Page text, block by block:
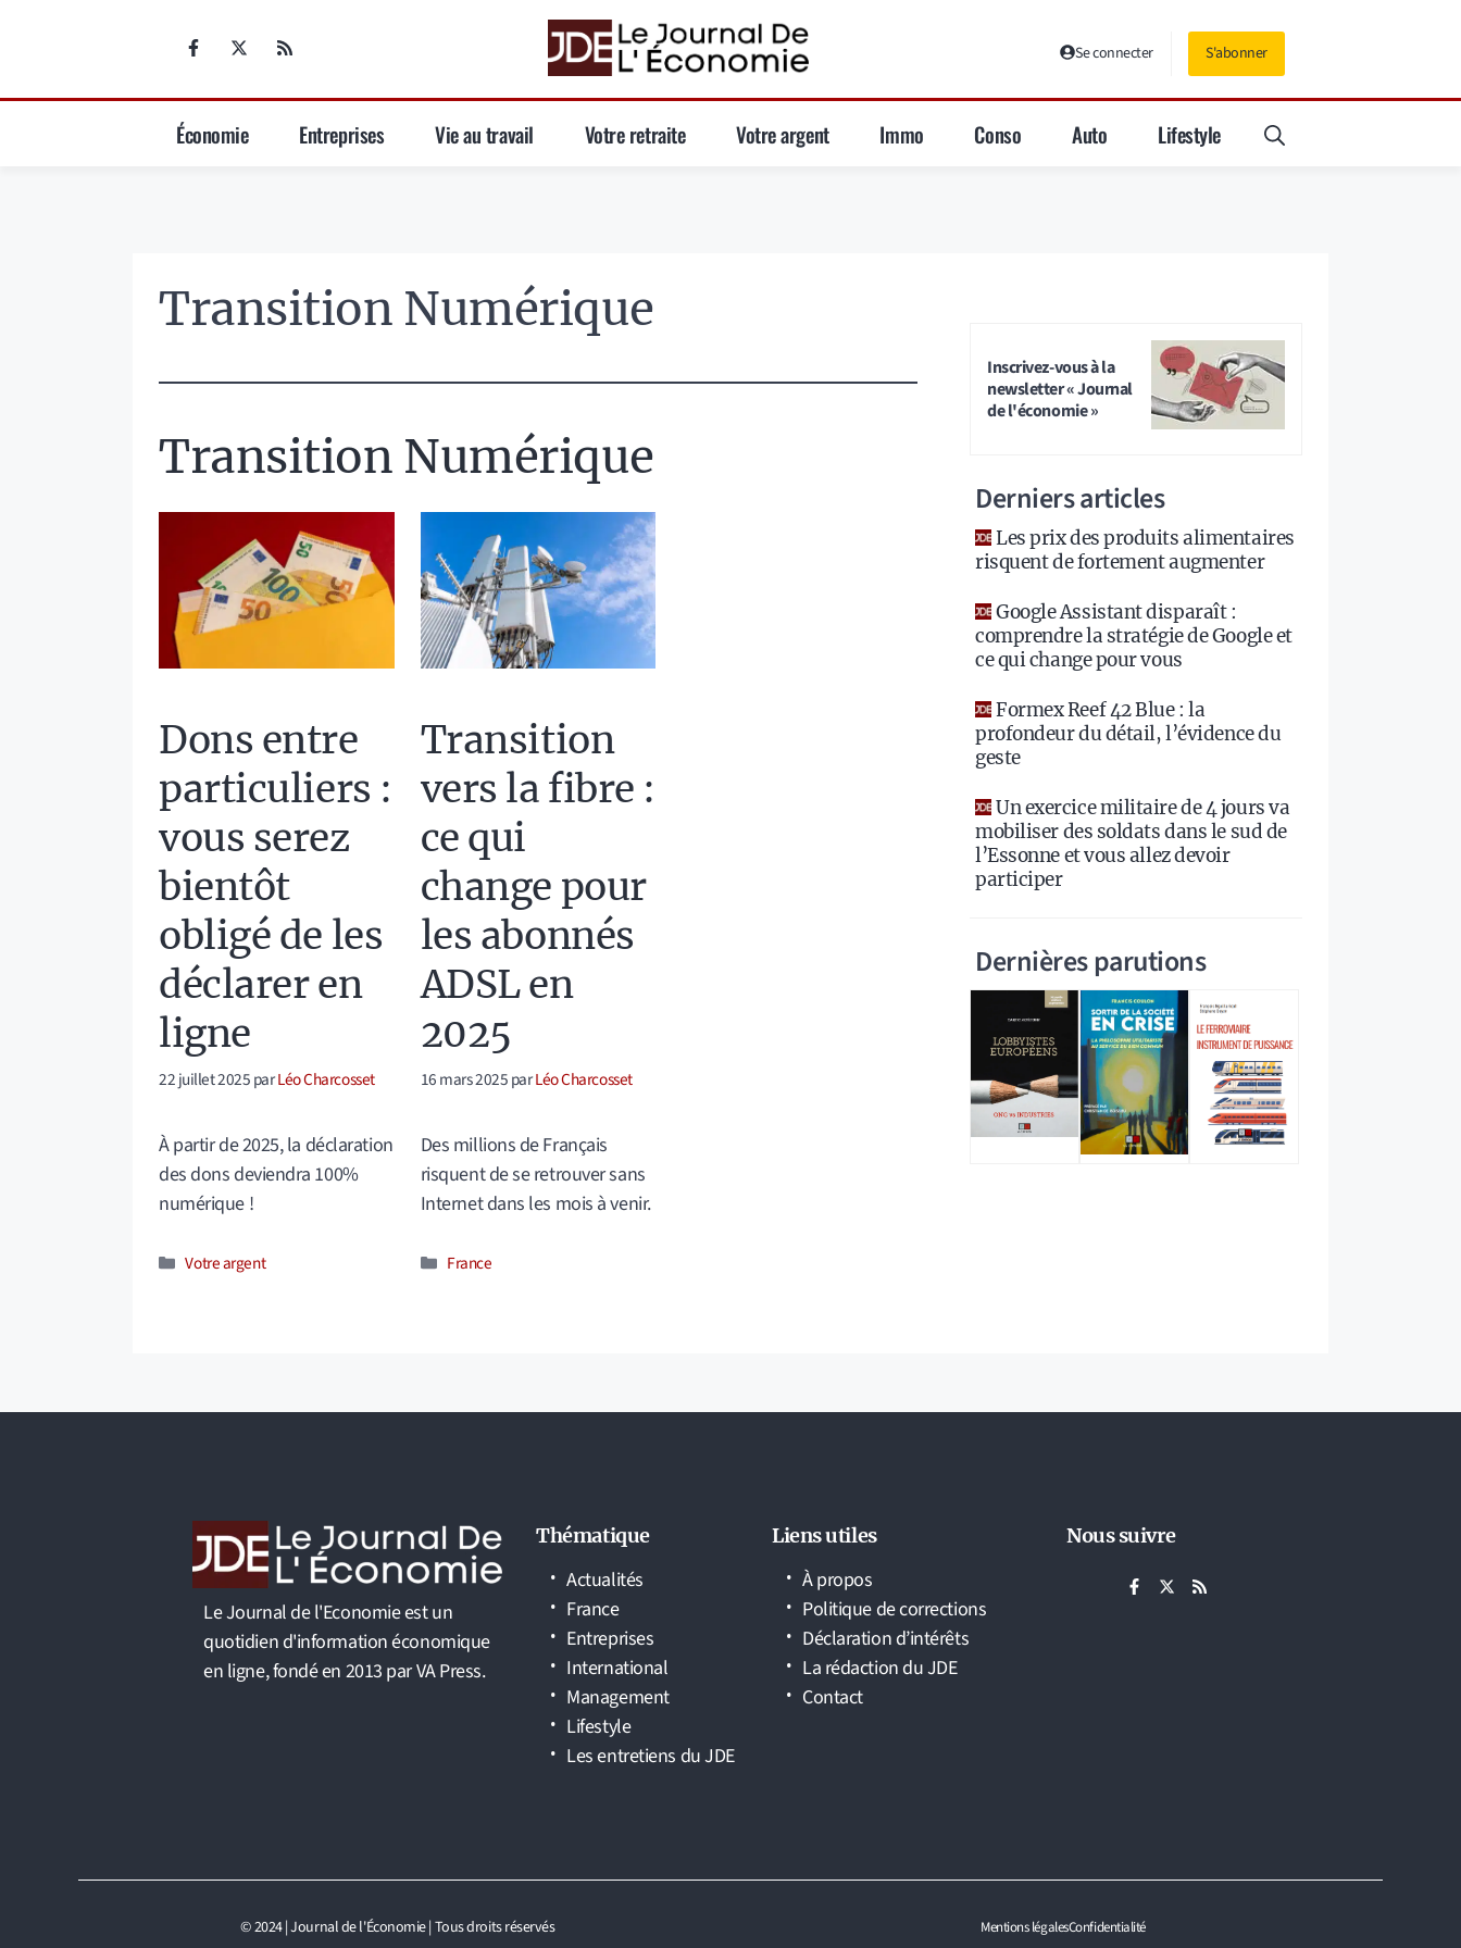
Se connecter S'abonner
Économie Entreprises Vie au travail Votre retraite Votre argent Immo Conso Auto Lifestyle
Transition Numérique
Transition Numérique
Dons entre
particuliers :
vous serez
bientôt
obligé de les
déclarer en
ligne
22 juillet 2025parLéo Charcosset
À partir de 2025, la déclaration
des dons deviendra 100%
numérique !
Catégories
Votre argent
Transition
vers la fibre :
ce qui
change pour
les abonnés
ADSL en
2025
16 mars 2025parLéo Charcosset
Des millions de Français
risquent de se retrouver sans
Internet dans les mois à venir.
Catégories
France
Inscrivez-vous à la
newsletter « Journal
de l'économie »
Derniers articles
Les prix des produits alimentaires
risquent de fortement augmenter
Google Assistant disparaît :
comprendre la stratégie de Google et
ce qui change pour vous
Formex Reef 42 Blue : la
profondeur du détail, l’évidence du
geste
Un exercice militaire de 4 jours va
mobiliser des soldats dans le sud de
l’Essonne et vous allez devoir
participer
Dernières parutions
Le Journal de l'Economie est un
quotidien d'information économique
en ligne, fondé en 2013 par VA Press.
Thématique
Actualités
France
Entreprises
International
Management
Lifestyle
Les entretiens du JDE
Liens utiles
À propos
Politique de corrections
Déclaration d’intérêts
La rédaction du JDE
Contact
Nous suivre
© 2024 | Journal de l'Économie | Tous droits réservés Mentions légalesConfidentialité